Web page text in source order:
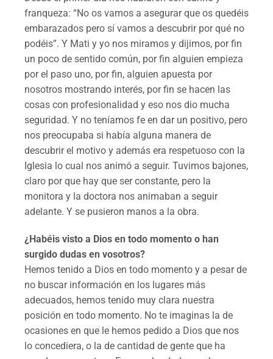
franqueza: “No os vamos a asegurar que os quedéis
embarazados pero sí vamos a descubrir por qué no
podéis”. Y Mati y yo nos miramos y dijimos, por fin
un poco de sentido común, por fin alguien empieza
por el paso uno, por fin, alguien apuesta por
nosotros mostrando interés, por fin se hacen las
cosas con profesionalidad y eso nos dio mucha
seguridad. Y no teníamos fe en dar un positivo, pero
nos preocupaba si había alguna manera de
descubrir el motivo y además era respetuoso con la
Iglesia lo cual nos animó a seguir. Tuvimos bajones,
claro por que hay que ser constante, pero la
monitora y la doctora nos animaban a seguir
adelante. Y se pusieron manos a la obra.
¿Habéis visto a Dios en todo momento o han
surgido dudas en vosotros?
Hemos tenido a Dios en todo momento y a pesar de
no buscar información en los lugares más
adecuados, hemos tenido muy clara nuestra
posición en todo momento. No te imaginas la de
ocasiones en que le hemos pedido a Dios que nos
lo concediera, o la de cantidad de gente que ha